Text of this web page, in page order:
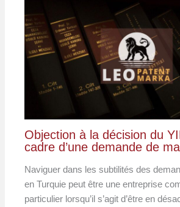
Objection à la décision du
cadre d’une demande de
Naviguer dans les subtilités des
en Turquie peut être une entreprise
particulier lorsqu’il s’agit d’être en